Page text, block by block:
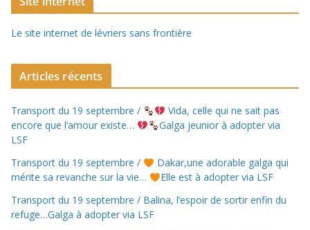
Le site internet de lévriers sans frontière
Articles récents
Transport du 19 septembre /
Vida, celle qui ne sait pas
encore que l’amour existe…
Galga jeunior à adopter via
LSF
Transport du 19 septembre /
Dakar,une adorable galga qui
mérite sa revanche sur la vie…
Elle est à adopter via LSF
Transport du 19 septembre / Balina, l’espoir de sortir enfin du
refuge…Galga à adopter via LSF